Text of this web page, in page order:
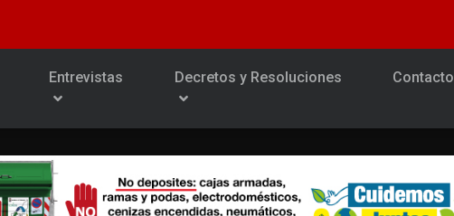
Entrevistas Decretos y Resoluciones Contacto